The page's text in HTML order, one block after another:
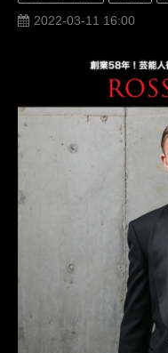
レンタル オーダータキ
タキシードオーダー
青山
2022-03-11 16:00